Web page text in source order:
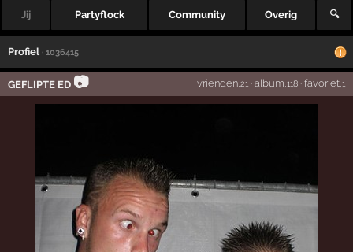
Jij Partyflock Community Overig 🔍
Profiel · 1036415
GEFLIPTE ED 📷 vrienden,21· album ,118· favoriet,1